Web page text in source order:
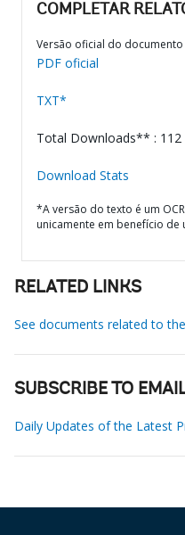
COMPLETAR
Versão oficial do
PDF oficial
TXT*
Total Downloads** : 112
Download Stats
*A versão do texto é um
unicamente em benefício
RELATED LINKS
See documents related to
SUBSCRIBE TO
Daily Updates of the Latest